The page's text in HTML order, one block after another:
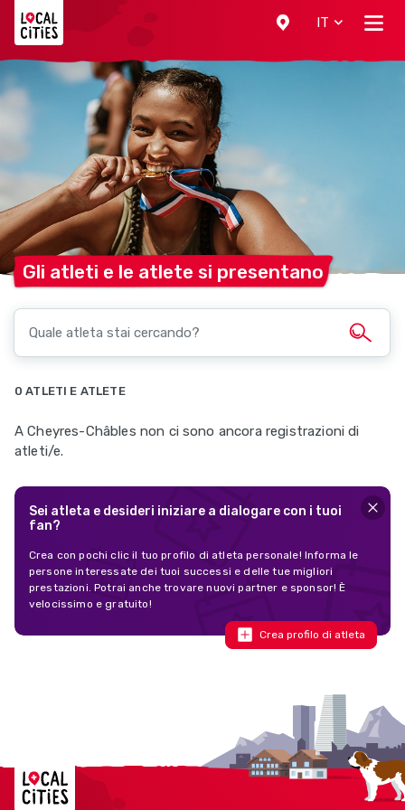
IT
Gli atleti e le atlete si presentano
0 ATLETI E ATLETE
A Cheyres-Châbles non ci sono ancora registrazioni di
atleti/e.
Sei atleta e desideri iniziare a dialogare con i tuoi
fan?
Crea con pochi clic il tuo profilo di atleta personale! Informa le
persone interessate dei tuoi successi e delle tue migliori
prestazioni. Potrai anche trovare nuovi partner e sponsor! È
velocissimo e gratuito!
Crea profilo di atleta
Localcities